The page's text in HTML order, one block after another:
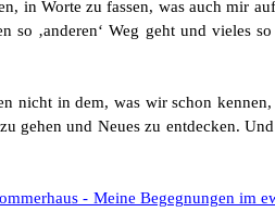
in Worte zu fassen, was auch mir
‚anderen‘ Weg geht und vieles so
nicht in dem, was wir schon
gehen und Neues zu entdecken.
- Meine Begegnungen im